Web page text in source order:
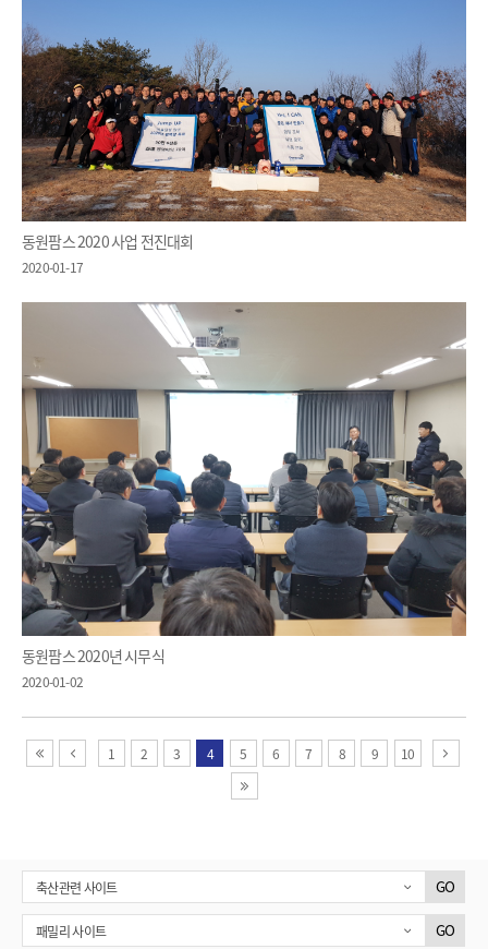
동원팜스 2020 사업 전진대회
2020-01-17
동원팜스 2020년 시무식
2020-01-02
첫 페이지 이전 페이지
1 2 3 4 5 6 7 8 9 10
축산관련 사이트 GO
패밀리 사이트 GO